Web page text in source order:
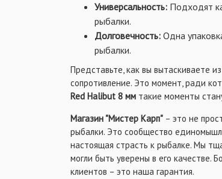
Универсальность: Подходят
рыбалки.
Долговечность: Одна
рыбалки.
Представьте, как вы вытаскиваете
сопротивление. Это момент, ради
Red Halibut 8 мм такие моменты
Магазин "Мистер Карп" – это не
рыбалки. Это сообщество
настоящая страсть к рыбалке. Мы
могли быть уверены в его качестве.
клиентов – это наша гарантия.